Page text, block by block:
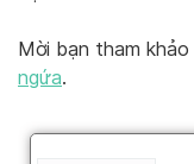
Mời bạn tham khảo
ngứa.